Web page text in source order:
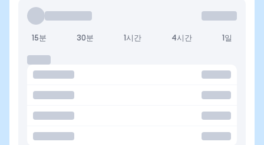
15분 30분 1시간 4시간 1일